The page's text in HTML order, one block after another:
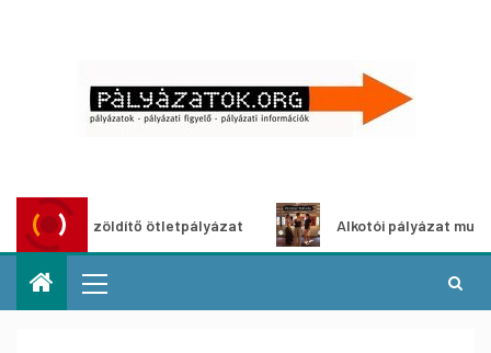
ötletpályázat Alkotói pályázat multimédia-